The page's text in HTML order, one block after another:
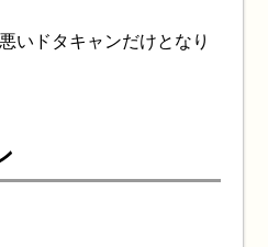
いドタキャンだけとなり